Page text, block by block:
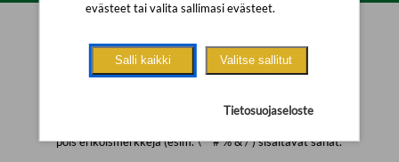
Tarkennettu haku
pois erikoismerkkejä (esim. \' " # % & / ) sisältävät sanat.
evästeet tai valita sallimasi evästeet.
Salli kaikki Valitse sallitut
Tietosuojaseloste